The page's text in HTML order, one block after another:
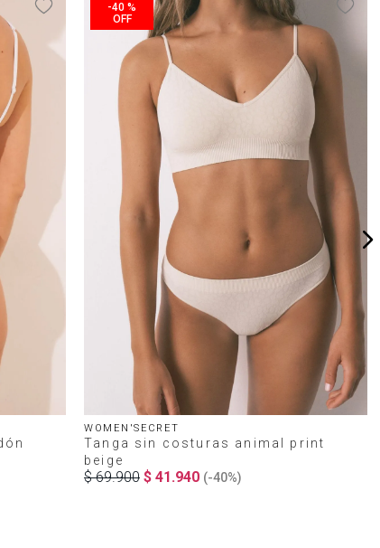
-40 %
WOMEN'SECRET
Tanga sin costuras animal print
beige
$ 69.900 $ 41.940 (-40%)